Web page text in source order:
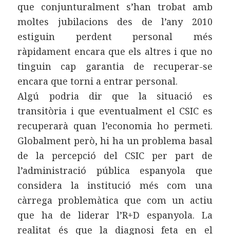
que conjunturalment s’han trobat amb
moltes jubilacions des de l’any 2010
estiguin perdent personal més
ràpidament encara que els altres i que no
tinguin cap garantia de recuperar-se
encara que torni a entrar personal.
Algú podria dir que la situació es
transitòria i que eventualment el CSIC es
recuperarà quan l’economia ho permeti.
Globalment però, hi ha un problema basal
de la percepció del CSIC per part de
l’administració pública espanyola que
considera la institució més com una
càrrega problemàtica que com un actiu
que ha de liderar l’R+D espanyola. La
realitat és que la diagnosi feta en el